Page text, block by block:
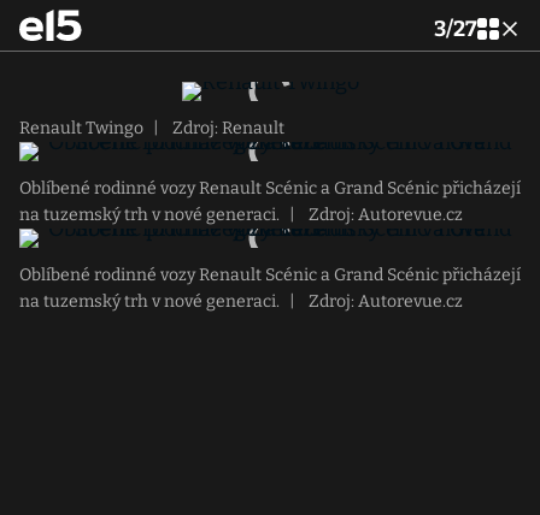
3/27
Renault Twingo Zdroj: Renault
Oblíbené rodinné vozy Renault Scénic a Grand Scénic přicházejí
na tuzemský trh v nové generaci.
Zdroj: Autorevue.cz
Oblíbené rodinné vozy Renault Scénic a Grand Scénic přicházejí
na tuzemský trh v nové generaci.
Zdroj: Autorevue.cz